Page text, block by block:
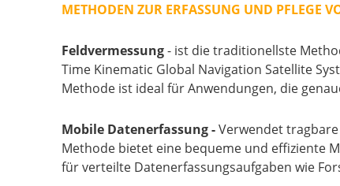
METHODEN ZUR ERFASSUNG UND PFLEGE
Feldvermessung- ist die traditionellste
Time Kinematic Global Navigation Satellite
Methode ist ideal für Anwendungen, die
Mobile Datenerfassung -Verwendet
Methode bietet eine bequeme und effiziente
für verteilte Datenerfassungsaufgaben wie